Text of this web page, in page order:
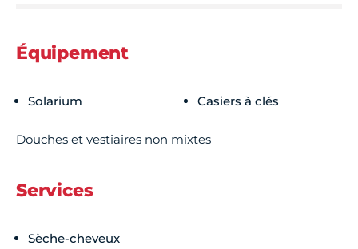
Équipement
Solarium Casiers à clés
Douches et vestiaires non mixtes
Services
Sèche-cheveux